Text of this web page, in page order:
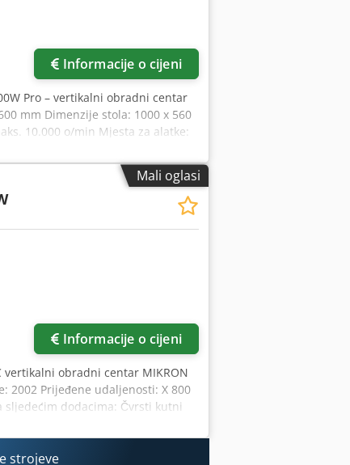
Informacije o cijeni
Pro – vertikalni obradni centar
mm Dimenzije stola: 1000 x 560
10.000 o/min Mjesta za alatke:
Hlađenje kroz vreteno - Spiralni
i spremna za rad u našem
Mali oglasi
Informacije o cijeni
vertikalni obradni centar MIKRON
2002 Prijeđene udaljenosti: X 800
sljedećim dodacima: Čvrsti kutni
spremnika (HSK 63)
ručni kotač Mjerenje alata u
strugotine Dodpfxeviq U Eo
strojeve